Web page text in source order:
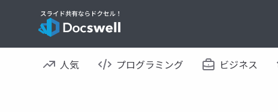
人気 プログラミング ビジネス